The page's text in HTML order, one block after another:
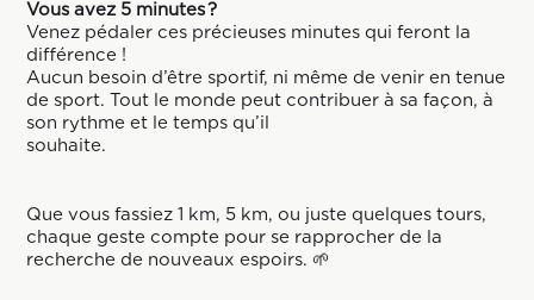
Vous avez 5 minutes ?
Venez pédaler ces précieuses minutes qui feront la
différence !
Aucun besoin d’être sportif, ni même de venir en tenue
de sport. Tout le monde peut contribuer à sa façon, à
son rythme et le temps qu’il
souhaite.
Que vous fassiez 1 km, 5 km, ou juste quelques tours,
chaque geste compte pour se rapprocher de la
recherche de nouveaux espoirs. 🌱